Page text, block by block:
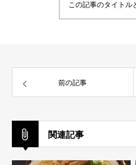
この記事のタイトル
前の記事
関連記事